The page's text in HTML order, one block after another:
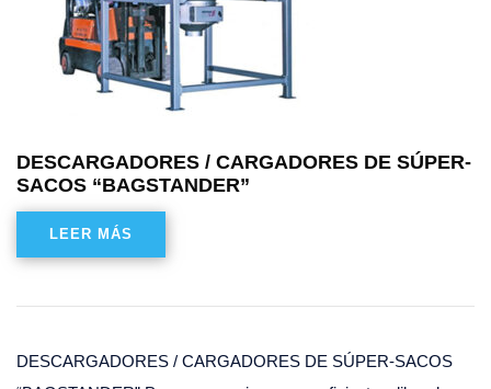
DESCARGADORES / CARGADORES DE SÚPER-
SACOS “BAGSTANDER”
LEER MÁS
DESCARGADORES / CARGADORES DE SÚPER-SACOS